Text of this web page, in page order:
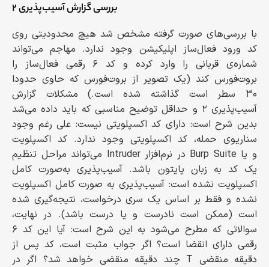
بررسی گزارش آسیب‌پذیری ۲
با بررسی‌های صورت گرفته مشخص شد هیچ محدودیتی روی
کد ورود فعال‌ساز اپلیکیشن وجود ندارد. مهاجم می‌تواند
شماره‌ی قربانی را وارد کرده و کد ۶ رقمی فعال‌ساز را
بروت‌فورس کند (یک تصویر از بروت‌فورس که حاوی حدودا
۳۰ سطر است گذاشته شده است.) مشکلات گزارش
آسیب‌پذیری ۲ و حداقل توضیح مناسبی که باید داده می‌شد
بدین شرح است: دارای کد اکسپلویتی نیست: علی رغم وجود
سناریوی حمله، کد اکسپلویتی وجود ندارد. کد اکسپلویت
می‌تواند مراحل تنظیم Intruder در نرم‌افزار Burp Suite و یا
یک کد به زبان پایتون باشد. آسیب‌پذیری به‌صورت کامل
اکسپلویت نشده است: آسیب‌پذیری به ‌صورت کامل اکسپلویت
نشده و فقط بر اساس یک سری درخواست، نتیجه‌گیری شده
است (ممکن است نادرست و یا درست باشد). در نهایت،
سوالاتی که مطرح می‌شود به این شرح است: آیا این کد ۶
رقمی دارای انقضا است؟ اگر جواب مثبت است، کد پس از
چند دقیقه منقضی خواهد شد؟ اگر در T دقیقه منقضی